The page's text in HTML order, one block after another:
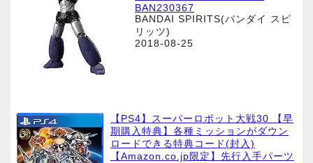
BAN230367
BANDAI SPIRITS(バンダイ スピ
リッツ)
2018-08-25
【PS4】スーパーロボット大戦30 【早
期購入特典】各種ミッションがダウン
ロードできる特典コード(封入)
【Amazon.co.jp限定】先行入手パーツ